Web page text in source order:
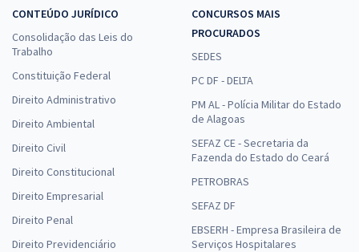
CONTEÚDO JURÍDICO
Consolidação das Leis do
Trabalho
Constituição Federal
Direito Administrativo
Direito Ambiental
Direito Civil
Direito Constitucional
Direito Empresarial
Direito Penal
Direito Previdenciário
CONCURSOS MAIS
PROCURADOS
SEDES
PC DF - DELTA
PM AL - Polícia Militar do Estado
de Alagoas
SEFAZ CE - Secretaria da
Fazenda do Estado do Ceará
PETROBRAS
SEFAZ DF
EBSERH - Empresa Brasileira de
Serviços Hospitalares